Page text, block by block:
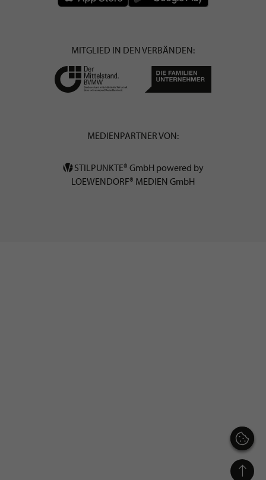
MITGLIED IN DEN VERBÄNDEN:
MEDIENPARTNER VON:
STILPUNKTE® GmbH powered by
LOEWENDORF® MEDIEN GmbH